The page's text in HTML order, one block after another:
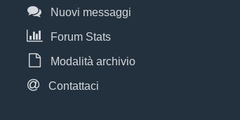
Nuovi messaggi
Forum Stats
Modalità archivio
Contattaci